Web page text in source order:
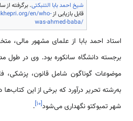
شیخ احمد بابا التنبکتی
قابل بازیابی ازen/who-
was-ahmed-baba/
استاد احمد بابا از علمای مشهور
موضوعات گوناگون شامل قانون، پزشکی،
به‌رشته تحریر درآورد که برخی از این
شهر تمبوکتو نگهداری می‌شود[۱۰]
.